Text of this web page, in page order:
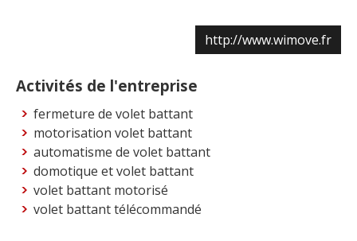
http://www.wimove.fr
Activités de l'entreprise
fermeture de volet battant
motorisation volet battant
automatisme de volet battant
domotique et volet battant
volet battant motorisé
volet battant télécommandé